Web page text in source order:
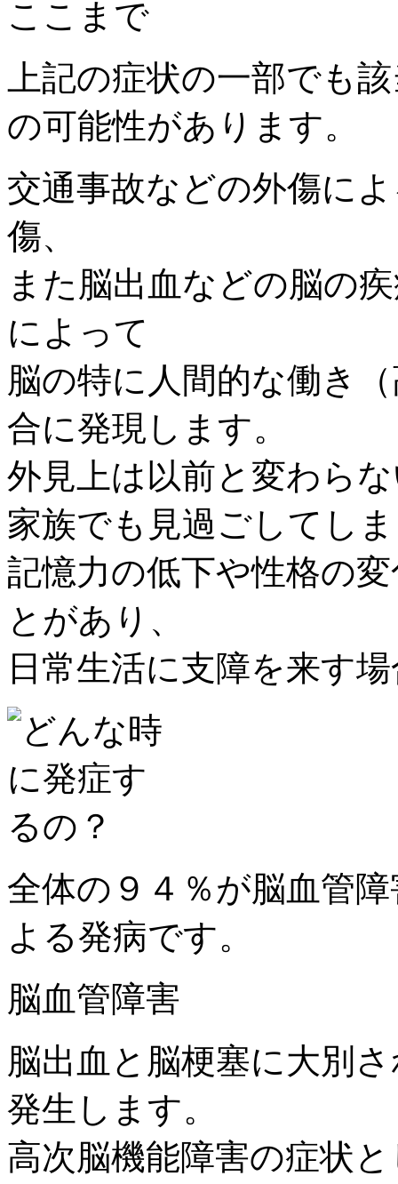
上記の症状の一部でも
の可能性があります。
交通事故などの外傷に
傷、
また脳出血などの脳の
によって
脳の特に人間的な働き
合に発現します。
外見上は以前と変わら
家族でも見過ごしてし
記憶力の低下や性格の
とがあり、
日常生活に支障を来す
全体の９４％が脳血管
よる発病です。
脳血管障害
脳出血と脳梗塞に大別
発生します。
高次脳機能障害の症状